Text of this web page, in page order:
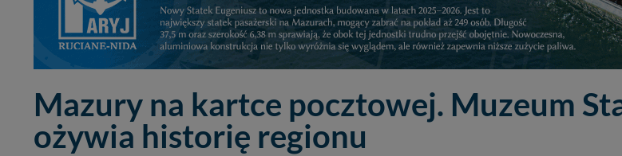
Mazury na kartce pocztowej. Muzeum
ożywia historię regionu